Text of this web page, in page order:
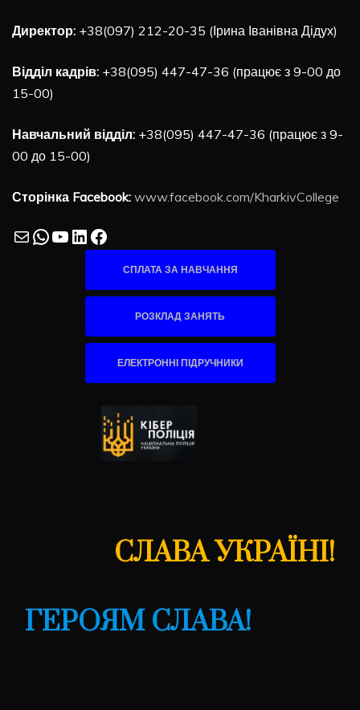
Директор: +38(097) 212-20-35 (Ірина Іванівна Дідух)
Відділ кадрів: +38(095) 447-47-36 (працює з 9-00 до
15-00)
Навчальний відділ: +38(095) 447-47-36 (працює з 9-
00 до 15-00)
Сторінка Facebook: www.facebook.com/KharkivCollege
MailWhatsApp
YouTube
LinkedIn
Facebook
СПЛАТА ЗА НАВЧАННЯ
РОЗКЛАД ЗАНЯТЬ
ЕЛЕКТРОННІ ПІДРУЧНИКИ
СЛАВА УКРАЇНІ!
ГЕРОЯМ СЛАВА!